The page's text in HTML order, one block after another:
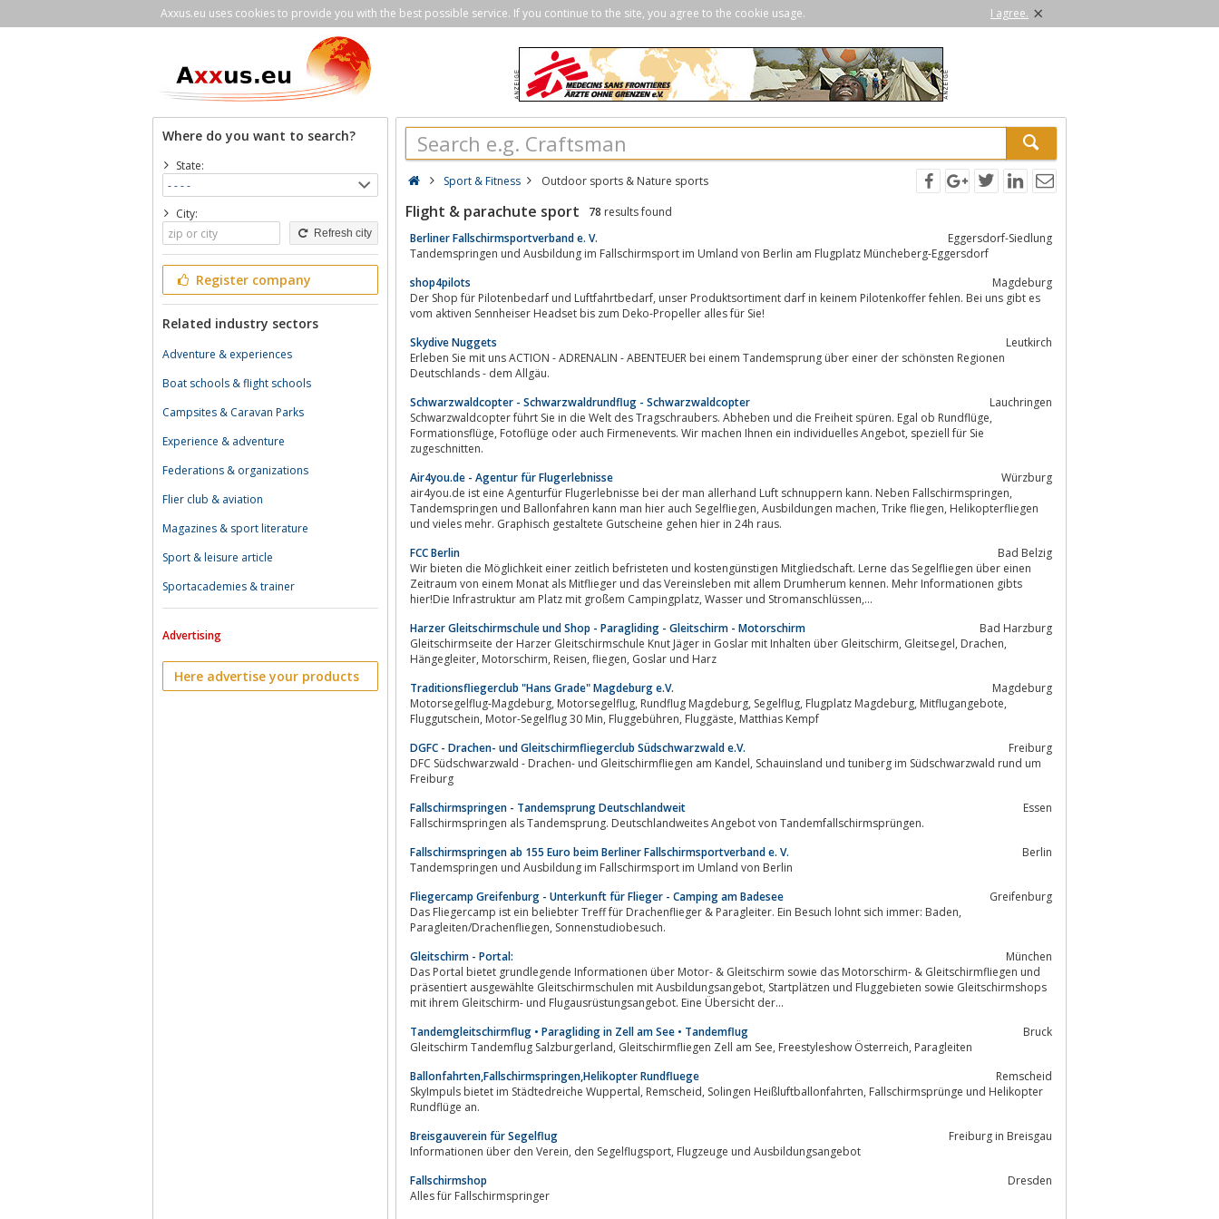
Axxus.eu uses cookies to provide you with the best possible service. If you continue to the site, you agree to the cookie usage. I agree. ×
Where do you want to search?
State:
City:
Refresh city
Register company
Related industry sectors
Adventure & experiences
Boat schools & flight schools
Campsites & Caravan Parks
Experience & adventure
Federations & organizations
Flier club & aviation
Magazines & sport literature
Sport & leisure article
Sportacademies & trainer
Advertising
Here advertise your products
Sport & Fitness Outdoor sports & Nature sports
Flight & parachute sport 78 results found
Berliner Fallschirmsportverband e. V.
Eggersdorf-Siedlung
Tandemspringen und Ausbildung im Fallschirmsport im Umland von Berlin am Flugplatz Müncheberg-Eggersdorf
shop4pilots
Magdeburg
Der Shop für Pilotenbedarf und Luftfahrtbedarf, unser Produktsortiment darf in keinem Pilotenkoffer fehlen. Bei uns gibt es
vom aktiven Sennheiser Headset bis zum Deko-Propeller alles für Sie!
Skydive Nuggets
Leutkirch
Erleben Sie mit uns ACTION - ADRENALIN - ABENTEUER bei einem Tandemsprung über einer der schönsten Regionen
Deutschlands - dem Allgäu.
Schwarzwaldcopter - Schwarzwaldrundflug - Schwarzwaldcopter
Lauchringen
Schwarzwaldcopter führt Sie in die Welt des Tragschraubers. Abheben und die Freiheit spüren. Egal ob Rundflüge,
Formationsflüge, Fotoflüge oder auch Firmenevents. Wir machen Ihnen ein individuelles Angebot, speziell für Sie
zugeschnitten.
Air4you.de - Agentur für Flugerlebnisse
Würzburg
air4you.de ist eine Agenturfür Flugerlebnisse bei der man allerhand Luft schnuppern kann. Neben Fallschirmspringen,
Tandemspringen und Ballonfahren kann man hier auch Segelfliegen, Ausbildungen machen, Trike fliegen, Helikopterfliegen
und vieles mehr. Graphisch gestaltete Gutscheine gehen hier in 24h raus.
FCC Berlin
Bad Belzig
Wir bieten die Möglichkeit einer zeitlich befristeten und kostengünstigen Mitgliedschaft. Lerne das Segelfliegen über einen
Zeitraum von einem Monat als Mitflieger und das Vereinsleben mit allem Drumherum kennen. Mehr Informationen gibts
hier!Die Infrastruktur am Platz mit großem Campingplatz, Wasser und Stromanschlüssen,...
Harzer Gleitschirmschule und Shop - Paragliding - Gleitschirm - Motorschirm
Bad Harzburg
Gleitschirmseite der Harzer Gleitschirmschule Knut Jäger in Goslar mit Inhalten über Gleitschirm, Gleitsegel, Drachen,
Hängegleiter, Motorschirm, Reisen, fliegen, Goslar und Harz
Traditionsfliegerclub "Hans Grade" Magdeburg e.V.
Magdeburg
Motorsegelflug-Magdeburg, Motorsegelflug, Rundflug Magdeburg, Segelflug, Flugplatz Magdeburg, Mitflugangebote,
Fluggutschein, Motor-Segelflug 30 Min, Fluggebühren, Fluggäste, Matthias Kempf
DGFC - Drachen- und Gleitschirmfliegerclub Südschwarzwald e.V.
Freiburg
DFC Südschwarzwald - Drachen- und Gleitschirmfliegen am Kandel, Schauinsland und tuniberg im Südschwarzwald rund um
Freiburg
Fallschirmspringen - Tandemsprung Deutschlandweit
Essen
Fallschirmspringen als Tandemsprung. Deutschlandweites Angebot von Tandemfallschirmsprüngen.
Fallschirmspringen ab 155 Euro beim Berliner Fallschirmsportverband e. V.
Berlin
Tandemspringen und Ausbildung im Fallschirmsport im Umland von Berlin
Fliegercamp Greifenburg - Unterkunft für Flieger - Camping am Badesee
Greifenburg
Das Fliegercamp ist ein beliebter Treff für Drachenflieger & Paragleiter. Ein Besuch lohnt sich immer: Baden,
Paragleiten/Drachenfliegen, Sonnenstudiobesuch.
Gleitschirm - Portal:
München
Das Portal bietet grundlegende Informationen über Motor- & Gleitschirm sowie das Motorschirm- & Gleitschirmfliegen und
präsentiert ausgewählte Gleitschirmschulen mit Ausbildungsangebot, Startplätzen und Fluggebieten sowie Gleitschirmshops
mit ihrem Gleitschirm- und Flugausrüstungsangebot. Eine Übersicht der...
Tandemgleitschirmflug • Paragliding in Zell am See • Tandemflug
Bruck
Gleitschirm Tandemflug Salzburgerland, Gleitschirmfliegen Zell am See, Freestyleshow Österreich, Paragleiten
Ballonfahrten,Fallschirmspringen,Helikopter Rundfluege
Remscheid
SkyImpuls bietet im Städtedreiche Wuppertal, Remscheid, Solingen Heißluftballonfahrten, Fallschirmsprünge und Helikopter
Rundflüge an.
Breisgauverein für Segelflug
Freiburg in Breisgau
Informationen über den Verein, den Segelflugsport, Flugzeuge und Ausbildungsangebot
Fallschirmshop
Dresden
Alles für Fallschirmspringer